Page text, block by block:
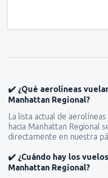
✔️ ¿Qué aerolíneas
Manhattan Regional?
La lista actual de
hacia Manhattan Regional
directamente en nuestra
✔️ ¿Cuándo hay los
Manhattan Regional?